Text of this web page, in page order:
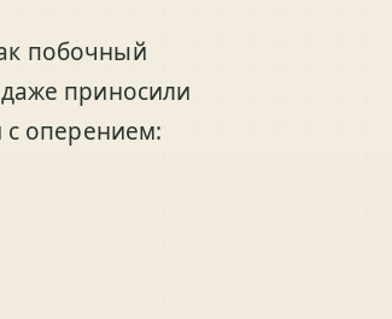
побочный
приносили
с оперением: